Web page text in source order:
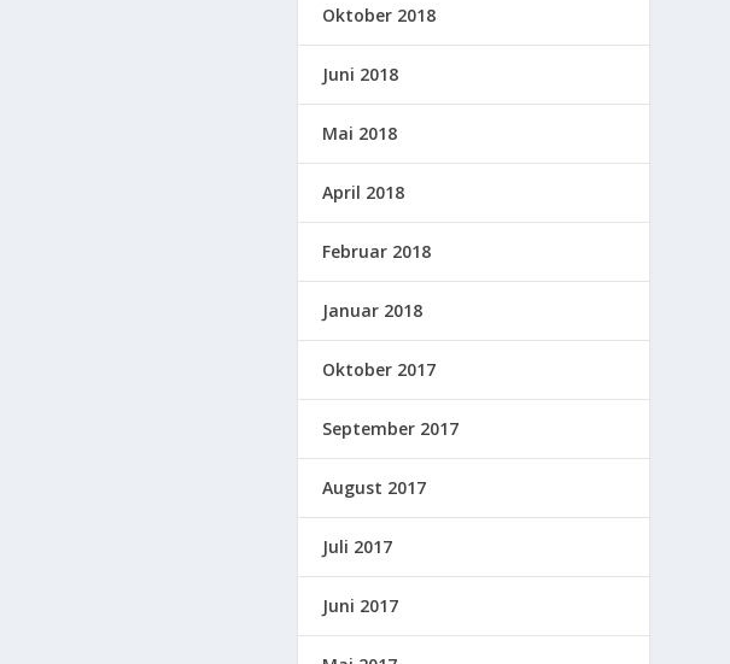
Oktober 2018
Juni 2018
Mai 2018
April 2018
Februar 2018
Januar 2018
Oktober 2017
September 2017
August 2017
Juli 2017
Juni 2017